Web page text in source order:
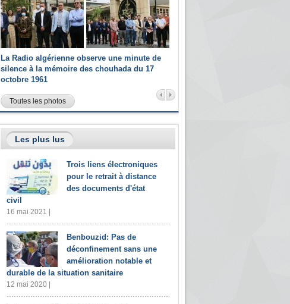
La Radio algérienne observe une minute de
silence à la mémoire des chouhada du 17
octobre 1961
Toutes les photos
Les plus lus
Trois liens électroniques
pour le retrait à distance
des documents d'état
civil
16 mai 2021 |
Benbouzid: Pas de
déconfinement sans une
amélioration notable et
durable de la situation sanitaire
12 mai 2020 |